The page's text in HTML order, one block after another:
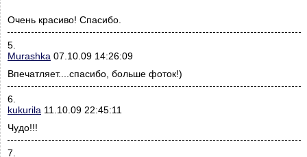
Очень красиво! Спасибо.
5.
Murashka 07.10.09 14:26:09
Впечатляет....спасибо, больше фоток!)
6.
kukurila 11.10.09 22:45:11
Чудо!!!
7.